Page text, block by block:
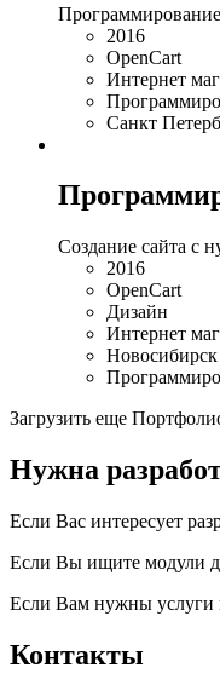
2016
OpenCart
Интернет
Санкт
Создание сайта с
2016
OpenCart
Дизайн
Интернет
Новосибирск
Загрузить еще
Нужна
Если Вас интересует
Если Вы ищите модули
Если Вам нужны услуги
Контакты